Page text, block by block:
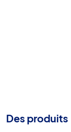
Des produits